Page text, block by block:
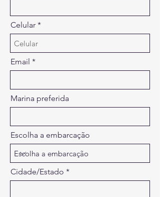
Celular
Email
Marina preferida
Escolha a embarcação
Cidade/Estado